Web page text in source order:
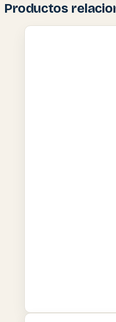
Productos